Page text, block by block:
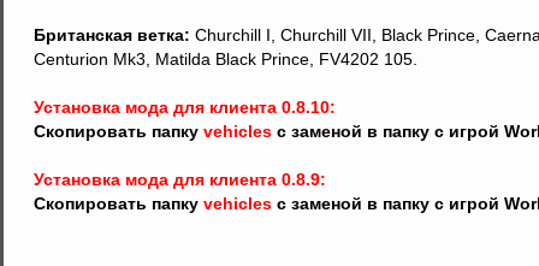
Британская ветка: Churchill I, Churchill VII, Black Prince,
Centurion Mk3, Matilda Black Prince, FV4202 105.
Установка мода для клиента 0.8.10:
Скопировать папку vehicles с заменой в папку с игрой
Установка мода для клиента 0.8.9:
Скопировать папку vehicles с заменой в папку с игрой